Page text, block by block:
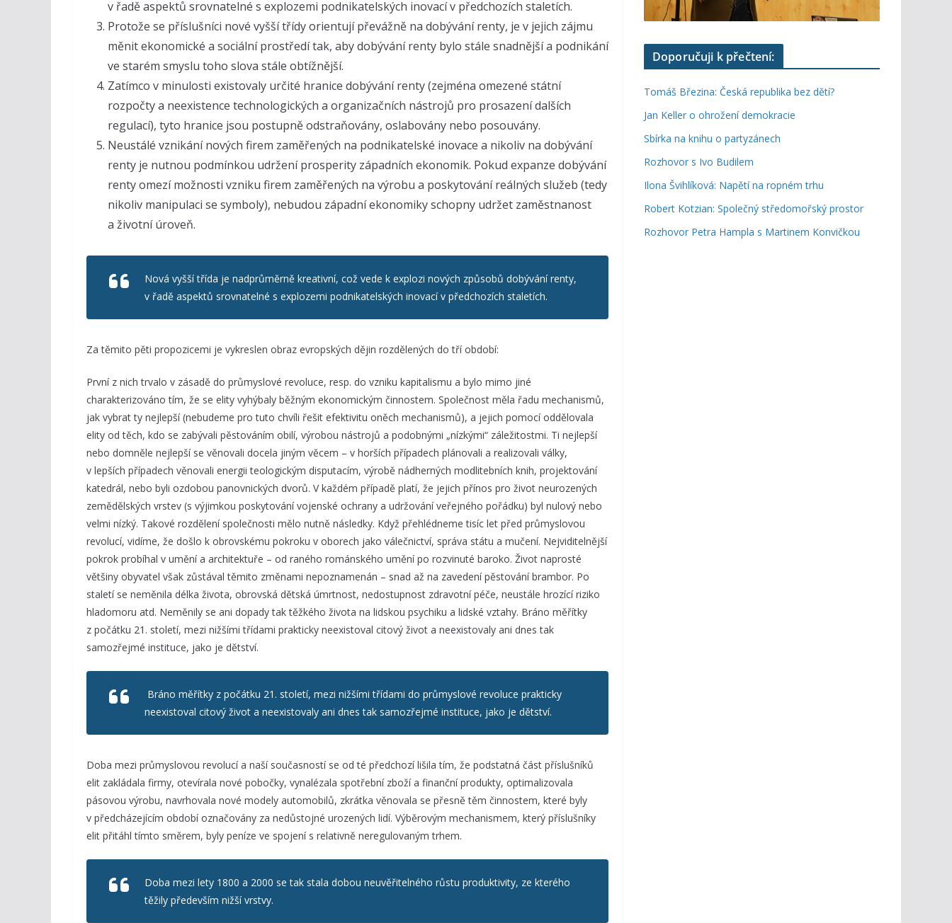
v řadě aspektů srovnatelné s explozemi podnikatelských inovací v předchozích staletích.
Protože se příslušníci nové vyšší třídy orientují převážně na dobývání renty, je v jejich zájmu
měnit ekonomické a sociální prostředí tak, aby dobývání renty bylo stále snadnější a podnikání
ve starém smyslu toho slova stále obtížnější.
Zatímco v minulosti existovaly určité hranice dobývání renty (zejména omezené státní
rozpočty a neexistence technologických a organizačních nástrojů pro prosazení dalších
regulací), tyto hranice jsou postupně odstraňovány, oslabovány nebo posouvány.
Neustálé vznikání nových firem zaměřených na podnikatelské inovace a nikoliv na dobývání
renty je nutnou podmínkou udržení prosperity západních ekonomik. Pokud expanze dobývání
renty omezí možnosti vzniku firem zaměřených na výrobu a poskytování reálných služeb (tedy
nikoliv manipulaci se symboly), nebudou západní ekonomiky schopny udržet zaměstnanost
a životní úroveň.
Nová vyšší třída je nadprůměrně kreativní, což vede k explozi nových způsobů dobývání renty,
v řadě aspektů srovnatelné s explozemi podnikatelských inovací v předchozích staletích.
Za těmito pěti propozicemi je vykreslen obraz evropských dějin rozdělených do tří období:
První z nich trvalo v zásadě do průmyslové revoluce, resp. do vzniku kapitalismu a bylo mimo jiné
charakterizováno tím, že se elity vyhýbaly běžným ekonomickým činnostem. Společnost měla řadu mechanismů,
jak vybrat ty nejlepší (nebudeme pro tuto chvíli řešit efektivitu oněch mechanismů), a jejich pomocí oddělovala
elity od těch, kdo se zabývali pěstováním obilí, výrobou nástrojů a podobnými „nízkými“ záležitostmi. Ti nejlepší
nebo domněle nejlepší se věnovali docela jiným věcem – v horších případech plánovali a realizovali války,
v lepších případech věnovali energii teologickým disputacím, výrobě nádherných modlitebních knih, projektování
katedrál, nebo byli ozdobou panovnických dvorů. V každém případě platí, že jejich přínos pro život neurozených
zemědělských vrstev (s výjimkou poskytování vojenské ochrany a udržování veřejného pořádku) byl nulový nebo
velmi nízký. Takové rozdělení společnosti mělo nutně následky. Když přehlédneme tisíc let před průmyslovou
revolucí, vidíme, že došlo k obrovskému pokroku v oborech jako válečnictví, správa státu a mučení. Nejviditelnější
pokrok probíhal v umění a architektuře – od raného románského umění po rozvinuté baroko. Život naprosté
většiny obyvatel však zůstával těmito změnami nepoznamenán – snad až na zavedení pěstování brambor. Po
staletí se neměnila délka života, obrovská dětská úmrtnost, nedostupnost zdravotní péče, neustále hrozící riziko
hladomoru atd. Neměnily se ani dopady tak těžkého života na lidskou psychiku a lidské vztahy. Bráno měřítky
z počátku 21. století, mezi nižšími třídami prakticky neexistoval citový život a neexistovaly ani dnes tak
samozřejmé instituce, jako je dětství.
Bráno měřítky z počátku 21. století, mezi nižšími třídami do průmyslové revoluce prakticky
neexistoval citový život a neexistovaly ani dnes tak samozřejmé instituce, jako je dětství.
Doba mezi průmyslovou revolucí a naší současností se od té předchozí lišila tím, že podstatná část příslušníků
elit zakládala firmy, otevírala nové pobočky, vynalézala spotřební zboží a finanční produkty, optimalizovala
pásovou výrobu, navrhovala nové modely automobilů, zkrátka věnovala se přesně těm činnostem, které byly
v předcházejícím období označovány za nedůstojné urozených lidí. Výběrovým mechanismem, který příslušníky
elit přitáhl tímto směrem, byly peníze ve spojení s relativně neregulovaným trhem.
Doba mezi lety 1800 a 2000 se tak stala dobou neuvěřitelného růstu produktivity, ze kterého
těžily především nižší vrstvy.
Doporučuji k přečtení:
Tomáš Březina: Česká republika bez dětí?
Jan Keller o ohrožení demokracie
Sbírka na knihu o partyzánech
Rozhovor s Ivo Budilem
Ilona Švihlíková: Napětí na ropném trhu
Robert Kotzian: Společný středomořský prostor
Rozhovor Petra Hampla s Martinem Konvičkou